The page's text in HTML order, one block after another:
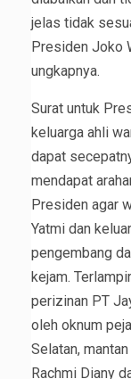
jelas tidak
Presiden Joko
ungkapnya.
Surat untuk
keluarga ahli
dapat
mendapat
Presiden agar
Yatmi dan
pengembang
kejam.
perizinan PT
oleh oknum
Selatan,
Rachmi Diany